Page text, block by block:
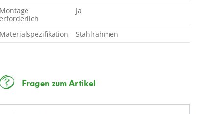
Montage
erforderlich
Ja
Materialspezifikation Stahlrahmen
Fragen zum Artikel